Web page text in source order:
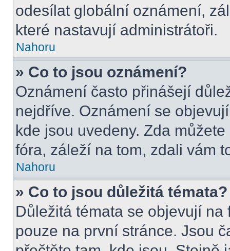
odesílat globální oznámení,
které nastavují administrátoři.
Nahoru
» Co to jsou oznámení?
Oznámení často přinášejí
nejdříve. Oznámení se
kde jsou uvedeny. Zda
fóra, záleží na tom, zdali vám
Nahoru
» Co to jsou důležitá témata?
Důležitá témata se objevují
pouze na první stránce. Jsou